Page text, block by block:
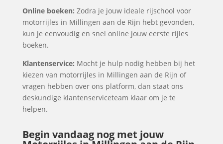
Online boeken: Zodra je jouw ideale rijschool voor
motorrijles in Millingen aan de Rijn hebt gevonden,
kun je eenvoudig en snel online jouw eerste rijles
boeken.
Klantenservice: Mocht je hulp nodig hebben bij het
kiezen van motorrijles in Millingen aan de Rijn of
vragen hebben over ons platform, dan staat ons
deskundige klantenserviceteam klaar om je te
helpen.
Begin vandaag nog met jouw